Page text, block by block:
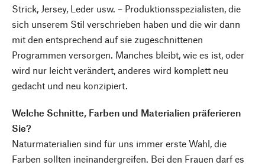
Strick, Jersey, Leder usw. – Produktionsspezialisten, die
sich unserem Stil verschrieben haben und die wir dann
mit den entsprechend auf sie zugeschnittenen
Programmen versorgen. Manches bleibt, wie es ist, oder
wird nur leicht verändert, anderes wird komplett neu
gedacht und neu konzipiert.
Welche Schnitte, Farben und Materialien präferieren
Sie?
Naturmaterialien sind für uns immer erste Wahl, die
Farben sollten ineinandergreifen. Bei den Frauen darf es